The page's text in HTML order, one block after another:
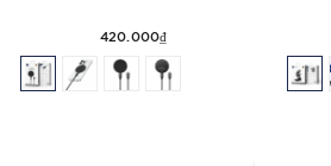
420.000₫